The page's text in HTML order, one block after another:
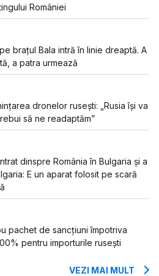
României
brațul Bala intră în linie dreaptă. A
a patra urmează
dronelor rusești: „Rusia își va
să ne readaptăm”
dinspre România în Bulgaria și a
E un aparat folosit pe scară
pachet de sancțiuni împotriva
pentru importurile rusești
VEZI MAI MULT